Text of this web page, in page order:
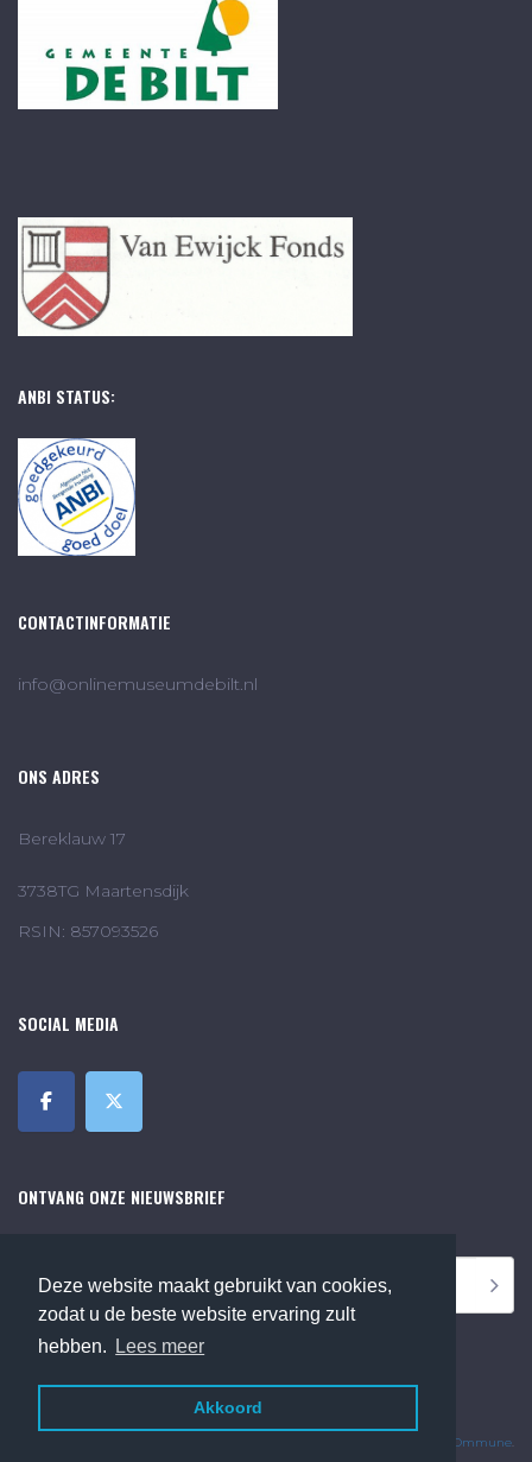
Deze website maakt gebruikt van cookies,
zodat u de beste website ervaring zult
hebben.
Lees meer
Akkoord
ANBI STATUS:
CONTACTINFORMATIE
info@onlinemuseumdebilt.nl
ONS ADRES
Bereklauw 17
3738TG Maartensdijk
RSIN: 857093526
SOCIAL MEDIA
ONTVANG ONZE NIEUWSBRIEF
©2018 Online Museum de Bilt. Alle rechten voorbehouden.
Ommune